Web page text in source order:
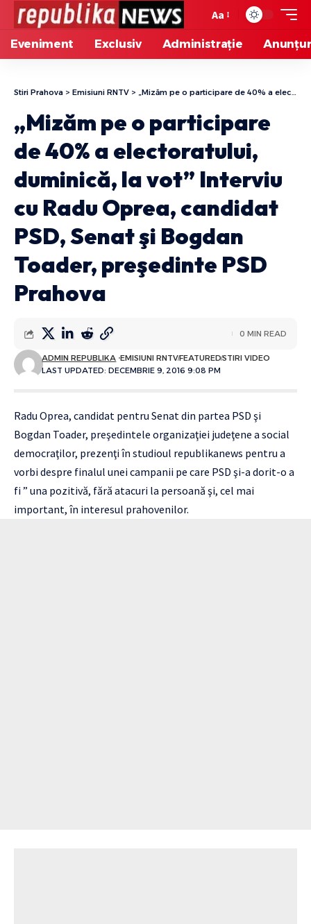
Aa
Eveniment Exclusiv Administrație
Stiri Prahova > Emisiuni RNTV > „Mizăm pe o participare de 40% a electoratului, duminică, la vot” Interviu cu Radu Oprea, candidat PSD, Senat şi Bogdan Toader, preşedinte PSD Prahova
„Mizăm pe o participare
de 40% a electoratului,
duminică, la vot” Interviu
cu Radu Oprea, candidat
PSD, Senat şi Bogdan
Toader, preşedinte PSD
Prahova
LAST UPDATED: DECEMBRIE 9, 2016 9:08 PM
ADMIN REPUBLIKA EMISIUNI RNTVFEATUREDSTIRI VIDEO
0 MIN READ
Radu Oprea, candidat pentru Senat din partea PSD şi
Bogdan Toader, preşedintele organizaţiei judeţene a social
democraţilor, prezenţi în studioul republikanews pentru a
vorbi despre finalul unei campanii pe care PSD şi-a dorit-o a
fi ” una pozitivă, fără atacuri la persoană şi, cel mai
important, în interesul prahovenilor.